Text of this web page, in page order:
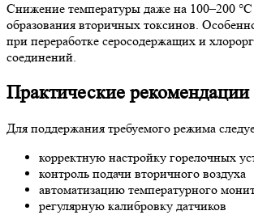
Снижение температуры даже на 100–200
образования вторичных токсинов.
при переработке серосодержащих и
соединений.
Практические рекомендации
Для поддержания требуемого режима
корректную настройку горелочных
контроль подачи вторичного воздуха
автоматизацию температурного
регулярную калибровку датчиков